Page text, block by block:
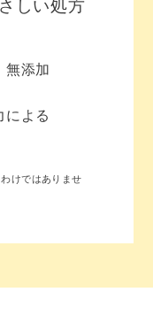
しい処方
無添加
による
けではありませ